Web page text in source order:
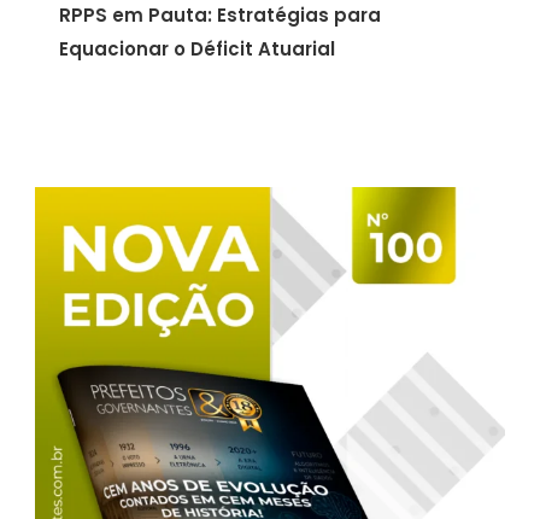
RPPS em Pauta: Estratégias para
Equacionar o Déficit Atuarial